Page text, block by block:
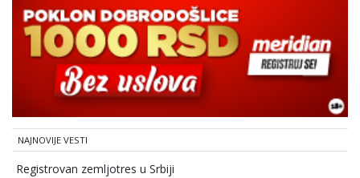
NAJNOVIJE VESTI
Registrovan zemljotres u Srbiji